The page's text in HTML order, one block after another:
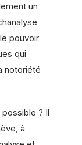
un
pouvoir
qui
notoriété
? Il
à